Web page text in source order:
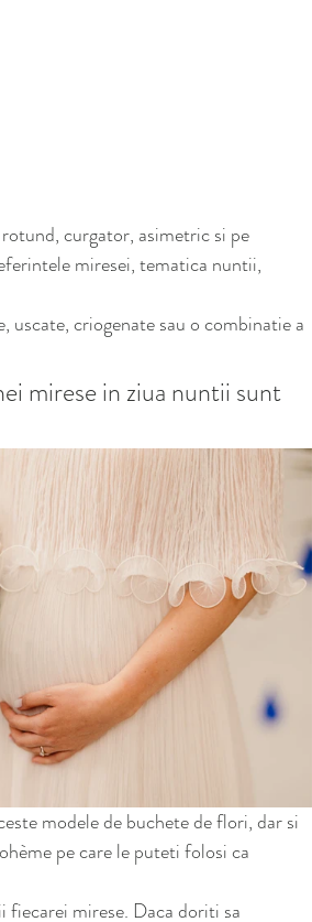
curgator, asimetric si pe
miresei, tematica nuntii,
criogenate sau o combinatie a
mirese in ziua nuntii sunt
modele de buchete de flori, dar si
pe care le puteti folosi ca
fiecarei mirese. Daca doriti sa